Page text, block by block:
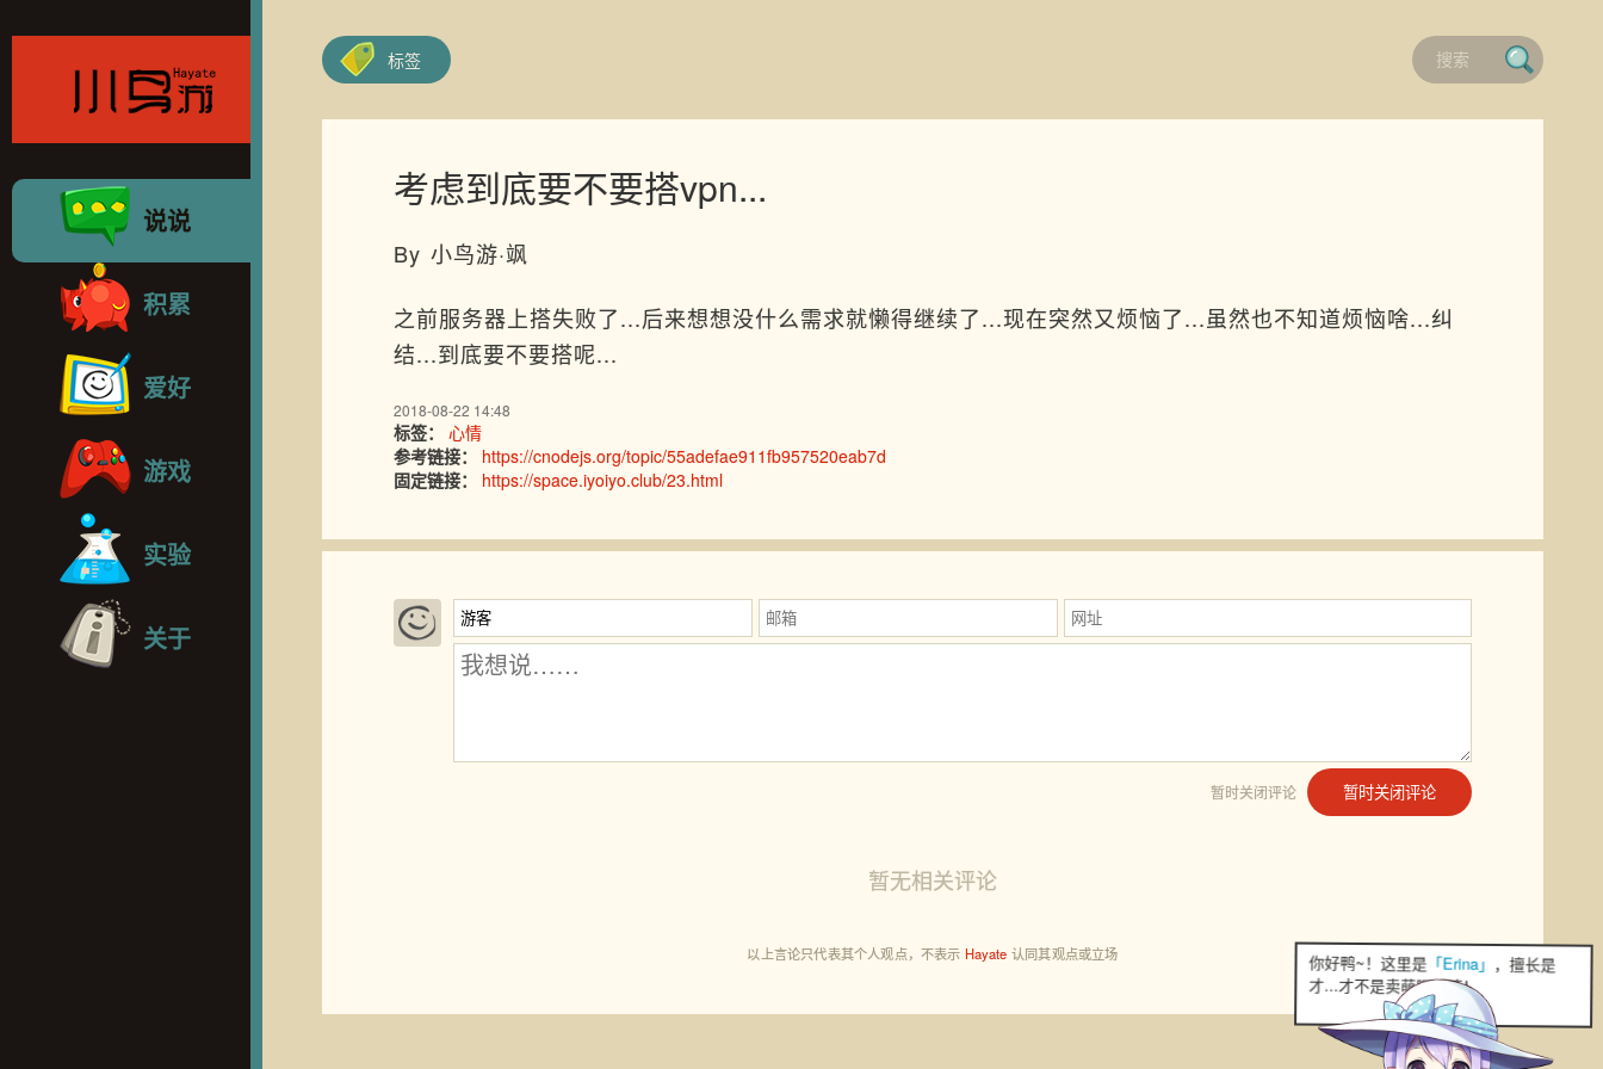
说说
积累
爱好
游戏
实验
关于
标签
考虑到底要不要搭vpn...
By 小鸟游·飒
之前服务器上搭失败了...后来想想没什么需求就懒得继续了...现在突然又烦恼了...虽然也不知道烦恼啥...纠
结...到底要不要搭呢...
2018-08-22 14:48
标签：
心情
参考链接：
https://cnodejs.org/topic/55adefae911fb957520eab7d
固定链接：
https://space.iyoiyo.club/23.html
暂时关闭评论 暂时关闭评论
暂无相关评论
以上言论只代表其个人观点， 不表示 Hayate 认同其观点或立场 你好鸭~！这里是 「Erina」 ，擅长是
才...才不是卖萌呢！哼！